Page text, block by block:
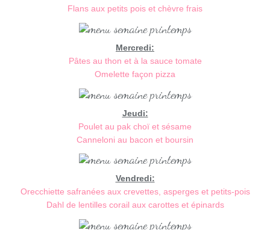
Flans aux petits pois et chèvre frais
Mercredi:
Pâtes au thon et à la sauce tomate
Omelette façon pizza
Jeudi:
Poulet au pak choï et sésame
Canneloni au bacon et boursin
Vendredi:
Orecchiette safranées aux crevettes, asperges et petits-pois
Dahl de lentilles corail aux carottes et épinards